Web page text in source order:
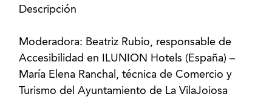
Descripción
Moderadora: Beatriz Rubio, responsable de
Accesibilidad en ILUNION Hotels (España) –
María Elena Ranchal, técnica de Comercio y
Turismo del Ayuntamiento de La VilaJoiosa